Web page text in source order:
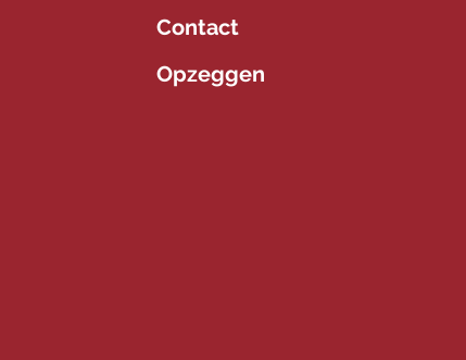
Contact
Opzeggen